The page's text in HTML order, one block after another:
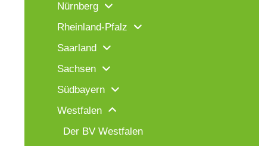
Nürnberg
Rheinland-Pfalz
Saarland
Sachsen
Südbayern
Westfalen
Der BV Westfalen